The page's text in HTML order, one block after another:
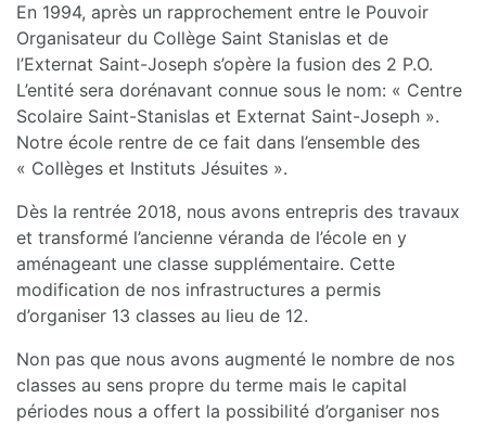
En 1994, après un rapprochement entre le Pouvoir
Organisateur du Collège Saint Stanislas et de
l’Externat Saint-Joseph s’opère la fusion des 2 P.O.
L’entité sera dorénavant connue sous le nom: « Centre
Scolaire Saint-Stanislas et Externat Saint-Joseph ».
Notre école rentre de ce fait dans l’ensemble des
« Collèges et Instituts Jésuites ».
Dès la rentrée 2018, nous avons entrepris des travaux
et transformé l’ancienne véranda de l’école en y
aménageant une classe supplémentaire. Cette
modification de nos infrastructures a permis
d’organiser 13 classes au lieu de 12.
Non pas que nous avons augmenté le nombre de nos
classes au sens propre du terme mais le capital
périodes nous a offert la possibilité d’organiser nos